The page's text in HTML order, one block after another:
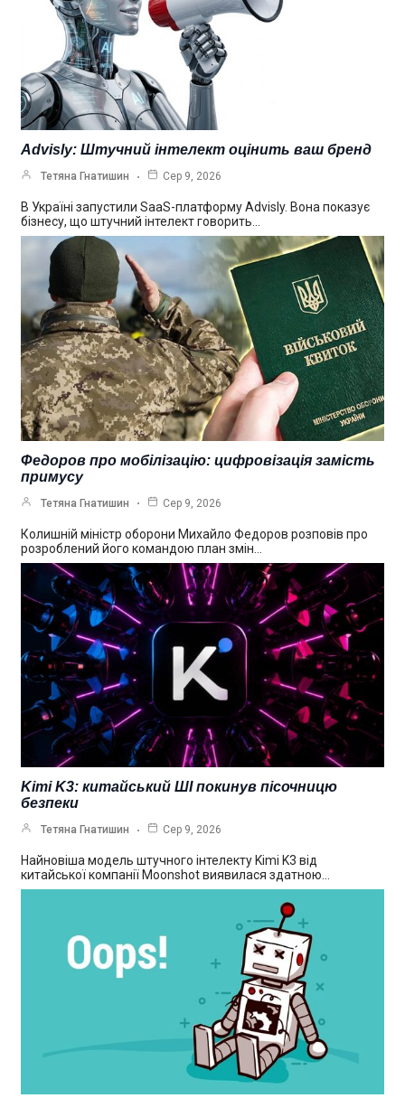
Advisly: Штучний інтелект оцінить ваш бренд
Тетяна Гнатишин Сер 9, 2026
В Україні запустили SaaS-платформу Advisly. Вона показує
бізнесу, що штучний інтелект говорить…
Федоров про мобілізацію: цифровізація замість
примусу
Тетяна Гнатишин Сер 9, 2026
Колишній міністр оборони Михайло Федоров розповів про
розроблений його командою план змін…
Kimi K3: китайський ШІ покинув пісочницю
безпеки
Тетяна Гнатишин Сер 9, 2026
Найновіша модель штучного інтелекту Kimi K3 від
китайської компанії Moonshot виявилася здатною…